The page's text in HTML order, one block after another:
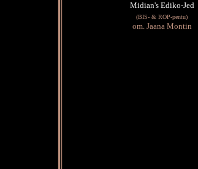
Midian's Ediko-Jed
(BIS- & ROP-pentu)
om. Jaana Montin